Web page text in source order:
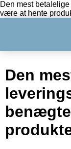
Den mest
være at hente
Den